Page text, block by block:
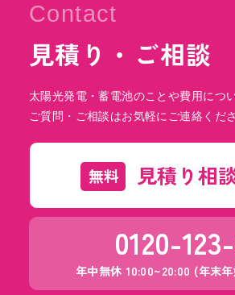
Contact
見積り・ご相談
太陽光発電・蓄電池のことや費用につ
ご質問・ご相談はお気軽にご連絡くださ
無料 見積り相
0120-
年中無休 10:00~20:00 (年末